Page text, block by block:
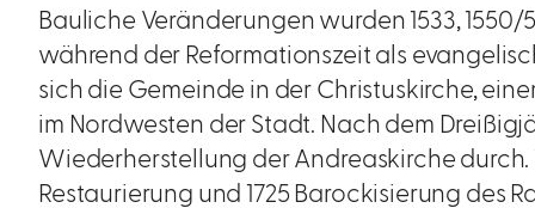
Bauliche Veränderungen wurden 1533, 1550/
während der Reformationszeit als
sich die Gemeinde in der Christuskirche,
im Nordwesten der Stadt. Nach dem
Wiederherstellung der Andreaskirche durch.
Restaurierung und 1725 Barockisierung des